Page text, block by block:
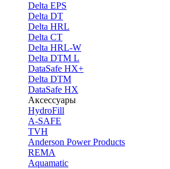
Delta EPS
Delta DT
Delta HRL
Delta CT
Delta HRL-W
Delta DTM L
DataSafe HX+
Delta DTM
DataSafe HX
Аксессуары
HydroFill
A-SAFE
TVH
Anderson Power Products
REMA
Aquamatic